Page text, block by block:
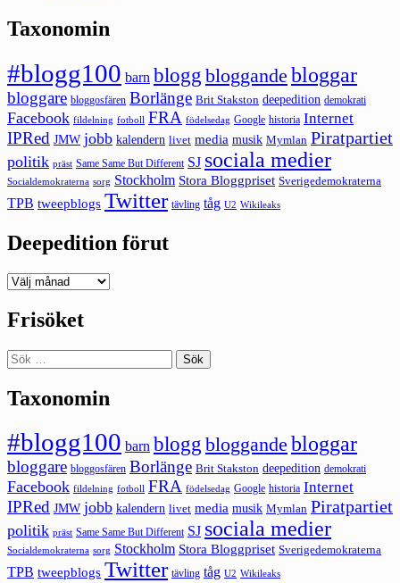
Taxonomin
#blogg100 barn blogg bloggande bloggar
bloggare bloggosfären Borlänge Brit Stakston deepedition demokrati
Facebook fildelning fotboll FRA födelsedag Google historia Internet
IPRed JMW jobb kalendern livet media musik Mymlan Piratpartiet
politik präst Same Same But Different SJ sociala medier
Socialdemokraterna sorg Stockholm Stora Bloggpriset Sverigedemokraterna
TPB tweepblogs Twitter tävling tåg U2 Wikileaks
Deepedition förut
Deepedition
Frisöket
Sök
efter:
Taxonomin
#blogg100 barn blogg bloggande bloggar
bloggare bloggosfären Borlänge Brit Stakston deepedition demokrati
Facebook fildelning fotboll FRA födelsedag Google historia Internet
IPRed JMW jobb kalendern livet media musik Mymlan Piratpartiet
politik präst Same Same But Different SJ sociala medier
Socialdemokraterna sorg Stockholm Stora Bloggpriset Sverigedemokraterna
TPB tweepblogs Twitter tävling tåg U2 Wikileaks